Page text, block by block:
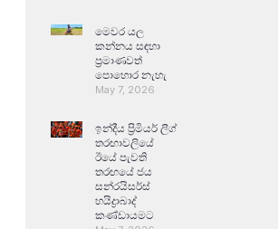
මෙවර යල
කන්නය සඳහා
ප්‍රමාණවත්
පොහොර නැහැ
May 7, 2026
ඉන්දීය ප්‍රිමියර් ලීග්
තරඟාවලියේ
ඊයේ පැවති
තරඟයේ ජය
සන්රයිසර්ස්
හයිද්‍රාබාද්
කණ්ඩායමට